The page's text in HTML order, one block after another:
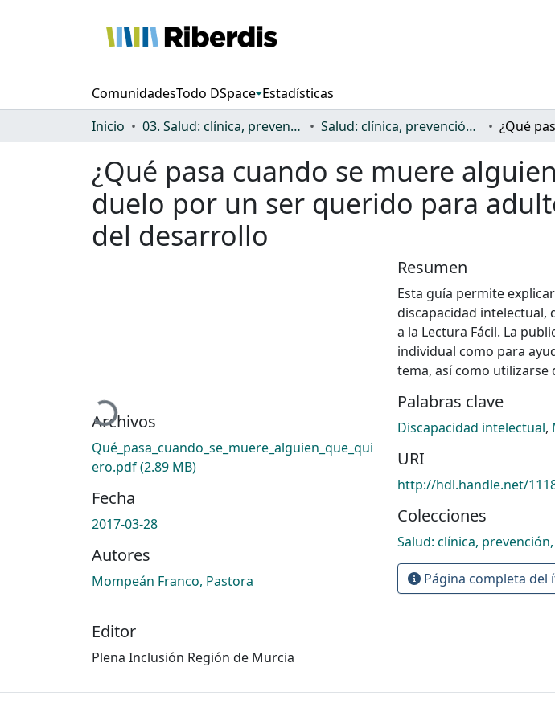
ComunidadesTodo DSpace Estadísticas
Inicio
03. Salud: clínica, prevención, atención sanitaria y (re)habilitación Salud: clínica, prevención, atención sanitaria y (re)habilitación
¿Qué pasa cuando se muere
duelo por un ser querido para
del desarrollo
Cargando...
Archivos
Qué_pasa_cuando_se_muere_alguien_que_qui
ero.pdf(2.89 MB)
Fecha
2017-03-28
Autores
Mompeán Franco, Pastora
Editor
Plena Inclusión Región de Murcia
Resumen
Esta guía permite
discapacidad
a la Lectura Fácil. La
individual como para
tema, así como utilizarse
Palabras clave
Discapacidad intelectual,
URI
http://hdl.handle.net/
Colecciones
Salud: clínica,
Página completa del